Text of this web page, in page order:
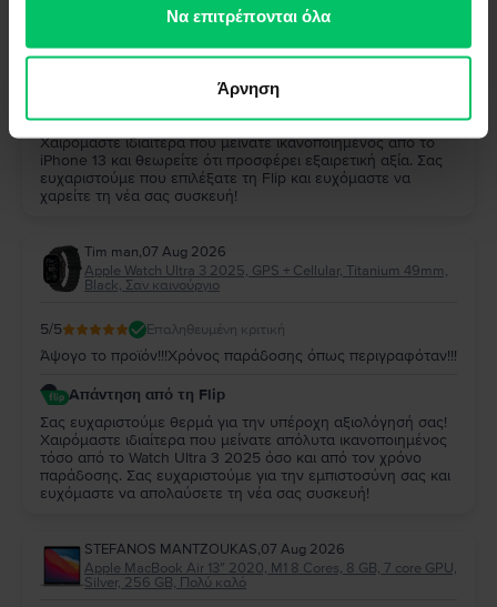
των υπηρεσιών τους.Να επιτρέπονται όλα
Άρνηση
Παρα πολυ καλο και αξιζει
Απάντηση από τη Flip
Σας ευχαριστούμε πολύ για την αξιολόγησή σας!
Χαιρόμαστε ιδιαίτερα που μείνατε ικανοποιημένος από το
iPhone 13 και θεωρείτε ότι προσφέρει εξαιρετική αξία. Σας
ευχαριστούμε που επιλέξατε τη Flip και ευχόμαστε να
χαρείτε τη νέα σας συσκευή!
Tim man,07 Aug 2026
Apple Watch Ultra 3 2025, GPS + Cellular, Titanium 49mm,
Black, Σαν καινούργιο
5/5 Επαληθευμένη κριτική
Άψογο το προϊόν!!!Χρόνος παράδοσης όπως περιγραφόταν!!!
Απάντηση από τη Flip
Σας ευχαριστούμε θερμά για την υπέροχη αξιολόγησή σας!
Χαιρόμαστε ιδιαίτερα που μείνατε απόλυτα ικανοποιημένος
τόσο από το Watch Ultra 3 2025 όσο και από τον χρόνο
παράδοσης. Σας ευχαριστούμε για την εμπιστοσύνη σας και
ευχόμαστε να απολαύσετε τη νέα σας συσκευή!
STEFANOS MANTZOUKAS,07 Aug 2026
Apple MacBook Air 13″ 2020, M1 8 Cores, 8 GB, 7 core GPU,
Silver, 256 GB, Πολύ καλό